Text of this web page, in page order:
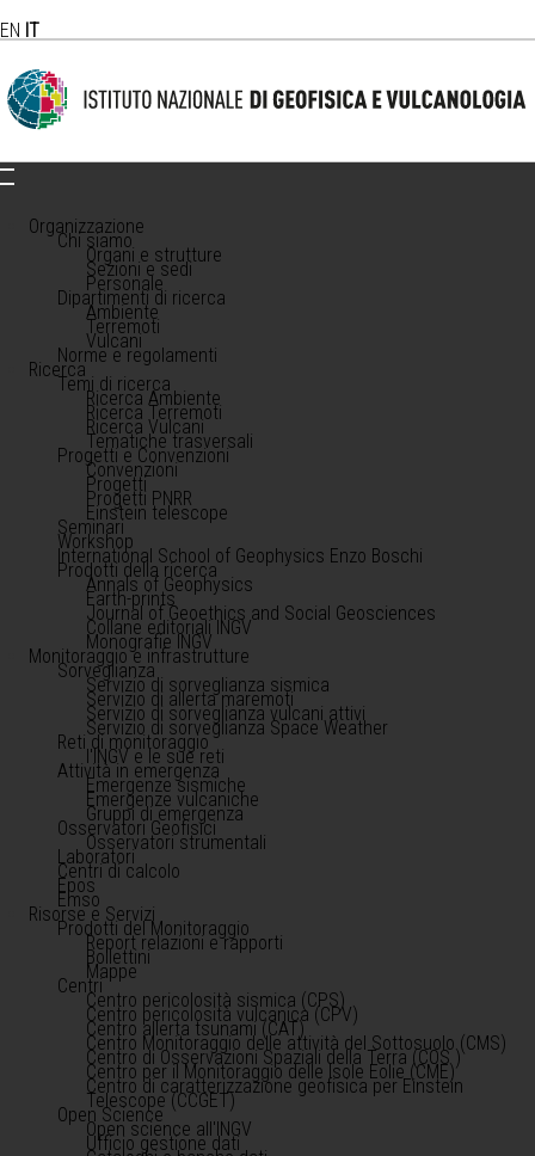
EN IT
Organizzazione
Chi siamo
Organi e strutture
Sezioni e sedi
Personale
Dipartimenti di ricerca
Ambiente
Terremoti
Vulcani
Norme e regolamenti
Ricerca
Temi di ricerca
Ricerca Ambiente
Ricerca Terremoti
Ricerca Vulcani
Tematiche trasversali
Progetti e Convenzioni
Convenzioni
Progetti
Progetti PNRR
Einstein telescope
Seminari
Workshop
International School of Geophysics Enzo Boschi
Prodotti della ricerca
Annals of Geophysics
Earth-prints
Journal of Geoethics and Social Geosciences
Collane editoriali INGV
Monografie INGV
Monitoraggio e infrastrutture
Sorveglianza
Servizio di sorveglianza sismica
Servizio di allerta maremoti
Servizio di sorveglianza vulcani attivi
Servizio di sorveglianza Space Weather
Reti di monitoraggio
l'INGV e le sue reti
Attività in emergenza
Emergenze sismiche
Emergenze vulcaniche
Gruppi di emergenza
Osservatori Geofisici
Osservatori strumentali
Laboratori
Centri di calcolo
Epos
Emso
Risorse e Servizi
Prodotti del Monitoraggio
Report relazioni e rapporti
Bollettini
Mappe
Centri
Centro pericolosità sismica (CPS)
Centro pericolosità vulcanica (CPV)
Centro allerta tsunami (CAT)
Centro Monitoraggio delle attività del Sottosuolo (CMS)
Centro di Osservazioni Spaziali della Terra (COS )
Centro per il Monitoraggio delle Isole Eolie (CME)
Centro di caratterizzazione geofisica per Einstein
Telescope (CCGET)
Open Science
Open science all'INGV
Ufficio gestione dati